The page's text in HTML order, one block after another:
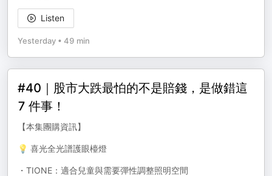
Listen
Yesterday • 49 min
#40｜股市大跌最怕的不是賠錢，是做錯這
7 件事！
【本集團購資訊】
💡 喜光全光譜護眼檯燈
・TIONE：適合兒童與需要彈性調整照明空間